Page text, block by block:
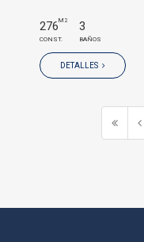
276M2
CONST.
3
BAÑOS
DETALLES